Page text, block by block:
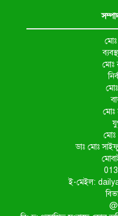
মোঃ
মোঃ
মোঃ
মোঃ
ডাঃ মোঃ সাইফুল
ই-মেইল: